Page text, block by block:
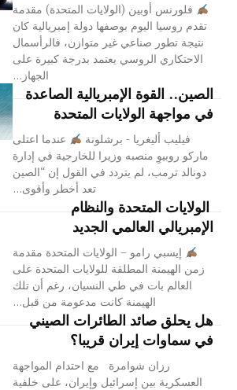
فلورنس أوبين (الولايات المتحدة) مقدمة
تقدم روسيا اليوم بوصفها دولة إمبريالية كان
نتيجة تطور صناعي غير متوازن، فالرأسمال
الاحتكاري الروسي يعتمد بدرجة كبيرة على
الجهاز...
الصين.. القوة الإمبريالية الصاعدة
في مواجهة الولايات المتحدة
فيليب أليغريا - برشلونة
عندما اعتلى
ماركو روبيوِ منصبه وزيرا للخارجية في إدارة
دونالد ترمب، لم يتردد في القول إن “الصين
تعد أخطر وأقوى...
الولايات المتحدة والنظام
الإمبريالي العالمي الجديد
إيسبي رامو – الولايات المتحدة مقدمة
زمن الهيمنة المطلقة للولايات المتحدة على
العالم بات في طي النسيان، رغم أن تلك
الهيمنة كانت مدعومة من قبل...
هل يحلق صائد الطائرات الصيني
في سماوات إيران قريبا؟
رزان شوامرة مع احتدام المواجهة
العسكرية بين إسرائيل وإيران، على خلفية